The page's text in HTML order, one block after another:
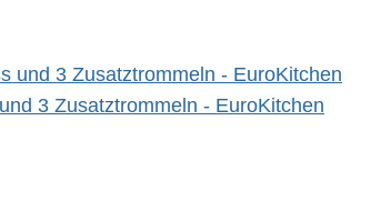
3 Zusatztrommeln - EuroKitchen